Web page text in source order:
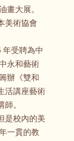
畫大展。
美術協會
年受聘為中
永和藝術
辦《雙和
活講座藝術
。
是校內的美
一貫的教